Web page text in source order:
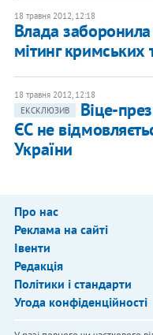
18 травня 2012, 12:18
Влада
мітинг кримських
18 травня 2012, 12:18
ЕКСКЛЮЗИВ
Віце-
ЄС не
України
Про нас
Реклама на сайті
Івенти
Редакція
Політики і стандарти
Угода конфіденційності